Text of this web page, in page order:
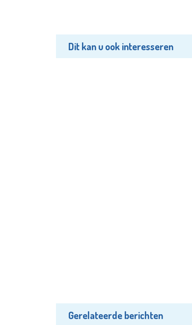
Dit kan u ook interesseren
Gerelateerde berichten